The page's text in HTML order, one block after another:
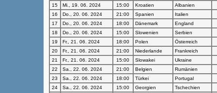
15
Mi., 19. 06. 2024 15:00 Kroatien
Albanien
16
Do., 20. 06. 2024 21:00 Spanien
Italien
17
Do., 20. 06. 2024 18:00 Dänemark
England
18
Do., 20. 06. 2024 15:00 Slowenien
Serbien
19
Fr., 21. 06. 2024 18:00 Polen
Österreich
20
Fr., 21. 06. 2024 21:00 Niederlande
Frankreich
21
Fr., 21. 06. 2024 15:00 Slowakei
Ukraine
22
Sa., 22. 06. 2024 21:00 Belgien
Rumänien
23
Sa., 22. 06. 2024 18:00 Türkei
Portugal
24
Sa., 22. 06. 2024 15:00 Georgien
Tschechien